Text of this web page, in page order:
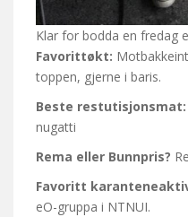
Klar for bodda en fredag
Favorittøkt:
toppen, gjerne i baris.
Beste restutisjonsmat:
nugatti
Rema eller Bunnpris?
Favoritt
eO-gruppa i NTNUI.